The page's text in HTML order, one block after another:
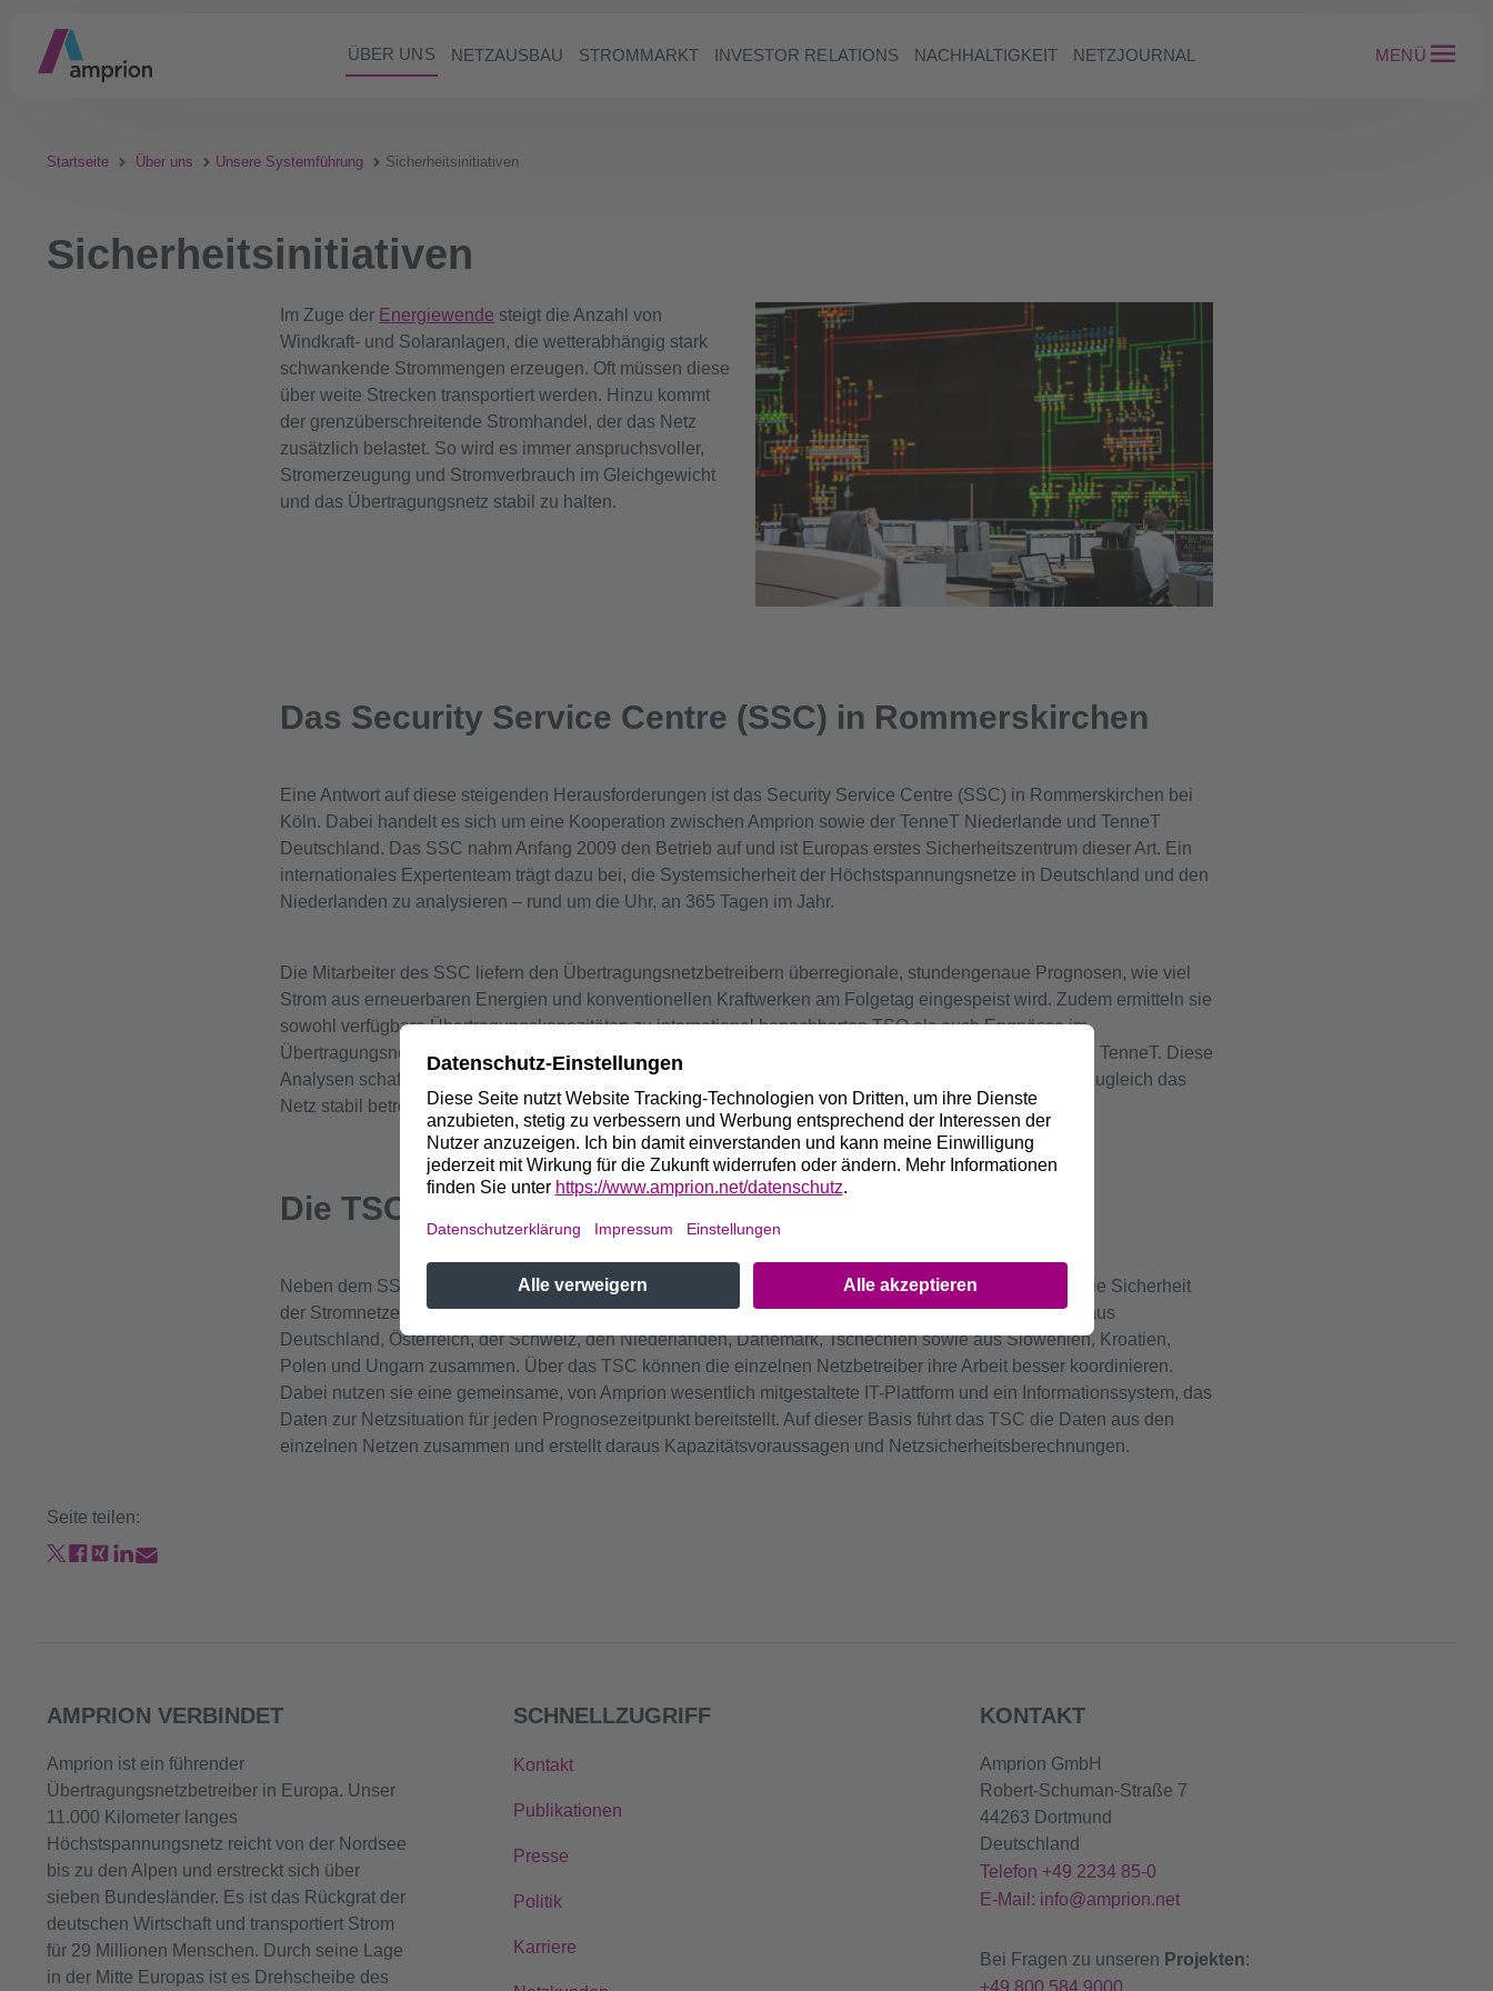
ÜBER UNS NETZAUSBAU STROMMARKT INVESTOR RELATIONS NACHHALTIGKEIT NETZJOURNAL MENÜ
Startseite Über uns Unsere Systemführung Sicherheitsinitiativen
Sicherheitsinitiativen
Im Zuge der Energiewende steigt die Anzahl von
Windkraft- und Solaranlagen, die wetterabhängig stark
schwankende Strommengen erzeugen. Oft müssen diese
über weite Strecken transportiert werden. Hinzu kommt
der grenzüberschreitende Stromhandel, der das Netz
zusätzlich belastet. So wird es immer anspruchsvoller,
Stromerzeugung und Stromverbrauch im Gleichgewicht
und das Übertragungsnetz stabil zu halten.
Das Security Service Centre (SSC) in Rommerskirchen
Eine Antwort auf diese steigenden Herausforderungen ist das Security Service Centre (SSC) in Rommerskirchen bei
Köln. Dabei handelt es sich um eine Kooperation zwischen Amprion sowie der TenneT Niederlande und TenneT
Deutschland. Das SSC nahm Anfang 2009 den Betrieb auf und ist Europas erstes Sicherheitszentrum dieser Art. Ein
internationales Expertenteam trägt dazu bei, die Systemsicherheit der Höchstspannungsnetze in Deutschland und den
Niederlanden zu analysieren – rund um die Uhr, an 365 Tagen im Jahr.
Die Mitarbeiter des SSC liefern den Übertragungsnetzbetreibern überregionale, stundengenaue Prognosen, wie viel
Strom aus erneuerbaren Energien und konventionellen Kraftwerken am Folgetag eingespeist wird. Zudem ermitteln sie
sowohl verfügbare Übertragungskapazitäten zu international benachbarten TSO als auch Engpässe im
Übertragungsnetz und geben auf dieser Basis Empfehlungen an die Systemführungen von Amprion und TenneT. Diese
Analysen schaffen eine wichtige Voraussetzung, um die erneuerbaren Energien besser einbinden und zugleich das
Netz stabil betreiben zu können.
Die TSO Security Cooperation (TSC) in München
Neben dem SSC koordiniert seit Ende 2009 die TSO Security Cooperation (TSC) mit Sitz in München die Sicherheit
der Stromnetze in Mitteleuropa. Dabei arbeitet Amprion mit zwölf weiteren Übertragungsnetzbetreibern aus
Deutschland, Österreich, der Schweiz, den Niederlanden, Dänemark, Tschechien sowie aus Slowenien, Kroatien,
Polen und Ungarn zusammen. Über das TSC können die einzelnen Netzbetreiber ihre Arbeit besser koordinieren.
Dabei nutzen sie eine gemeinsame, von Amprion wesentlich mitgestaltete IT-Plattform und ein Informationssystem, das
Daten zur Netzsituation für jeden Prognosezeitpunkt bereitstellt. Auf dieser Basis führt das TSC die Daten aus den
einzelnen Netzen zusammen und erstellt daraus Kapazitätsvoraussagen und Netzsicherheitsberechnungen.
Seite teilen:
AMPRION VERBINDET
Amprion ist ein führender
Übertragungsnetzbetreiber in Europa. Unser
11.000 Kilometer langes
Höchstspannungsnetz reicht von der Nordsee
bis zu den Alpen und erstreckt sich über
sieben Bundesländer. Es ist das Rückgrat der
deutschen Wirtschaft und transportiert Strom
für 29 Millionen Menschen. Durch seine Lage
in der Mitte Europas ist es Drehscheibe des
SCHNELLZUGRIFF
Kontakt
Publikationen
Presse
Politik
Karriere
KONTAKT
Amprion GmbH
Robert-Schuman-Straße 7
44263 Dortmund
Deutschland
Telefon +49 2234 85-0
E-Mail: info@amprion.net
Bei Fragen zu unseren Projekten: